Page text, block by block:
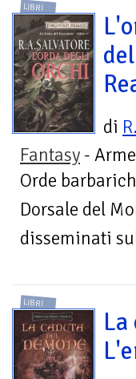
LIBRI
di
Fantasy -
Orde
Dorsale del
disseminati
LIBRI